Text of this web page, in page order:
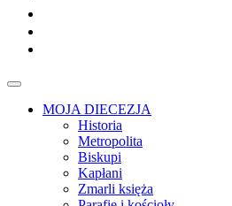
MOJA DIECEZJA
Historia
Metropolita
Biskupi
Kapłani
Zmarli księża